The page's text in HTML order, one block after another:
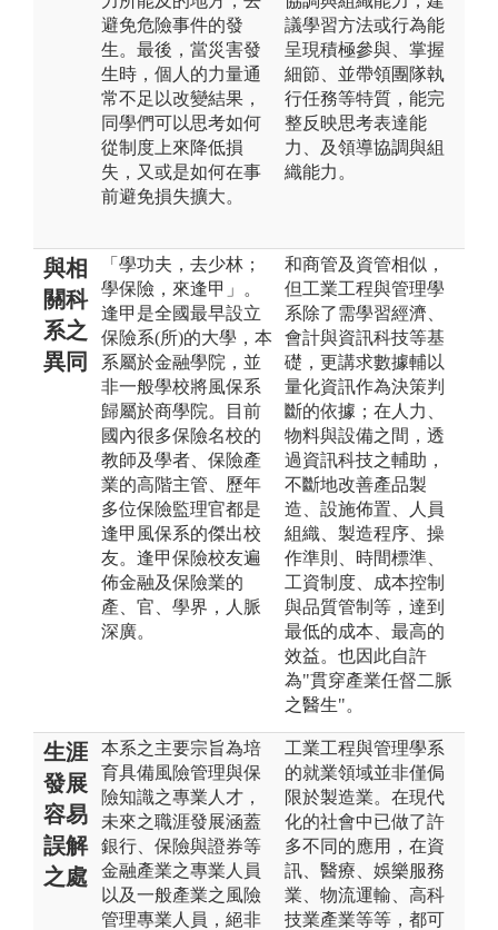
避免危險事件的發
生。最後，當災害發
生時，個人的力量通
常不足以改變結果，
同學們可以思考如何
從制度上來降低損
失，又或是如何在事
前避免損失擴大。
議學習方法或行為能
呈現積極參與、掌握
細節、並帶領團隊執
行任務等特質，能完
整反映思考表達能
力、及領導協調與組
織能力。
與相
關科
系之
異同
「學功夫，去少林；
學保險，來逢甲」。
逢甲是全國最早設立
保險系(所)的大學，本
系屬於金融學院，並
非一般學校將風保系
歸屬於商學院。目前
國內很多保險名校的
教師及學者、保險產
業的高階主管、歷年
多位保險監理官都是
逢甲風保系的傑出校
友。逢甲保險校友遍
佈金融及保險業的
產、官、學界，人脈
深廣。
和商管及資管相似，
但工業工程與管理學
系除了需學習經濟、
會計與資訊科技等基
礎，更講求數據輔以
量化資訊作為決策判
斷的依據；在人力、
物料與設備之間，透
過資訊科技之輔助，
不斷地改善產品製
造、設施佈置、人員
組織、製造程序、操
作準則、時間標準、
工資制度、成本控制
與品質管制等，達到
最低的成本、最高的
效益。也因此自許
為"貫穿產業任督二脈
之醫生"。
生涯
發展
容易
誤解
之處
本系之主要宗旨為培
育具備風險管理與保
險知識之專業人才，
未來之職涯發展涵蓋
銀行、保險與證券等
金融產業之專業人員
以及一般產業之風險
管理專業人員，絕非
工業工程與管理學系
的就業領域並非僅侷
限於製造業。在現代
化的社會中已做了許
多不同的應用，在資
訊、醫療、娛樂服務
業、物流運輸、高科
技業產業等等，都可